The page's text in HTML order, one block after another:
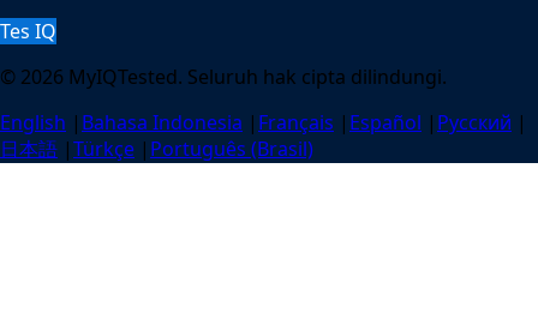
Tes IQ
© 2026 MyIQTested. Seluruh hak cipta dilindungi.
English | Bahasa Indonesia | Français | Español | Русский |
日本語 |Türkçe | Português (Brasil)